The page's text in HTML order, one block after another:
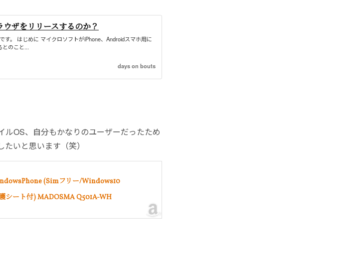
ザをリリースするのか？
す。 はじめに マイクロソフトがiPhone、Androidスマホ用に
とのこと...
days on bouts
OS、自分もかなりのユーザーだったため
いと思います（笑）
(Simフリー/Windows10
ート付) MADOSMA Q501A-WH